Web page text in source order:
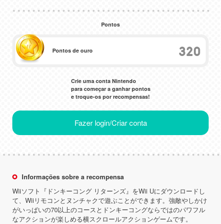
Pontos
Pontos de ouro 320
Crie uma conta Nintendo
para começar a ganhar pontos
e troque-os por recompensas!
Fazer login/Criar conta
Informações sobre a recompensa
Wiiソフト『ドンキーコング リターンズ』をWii Uにダウンロードし
て、Wiiリモコンとヌンチャクで遊ぶことができます。強敵やしかけ
がいっぱいの70以上のコースとドンキーコングならではのパワフル
なアクションが楽しめる横スクロールアクションゲームです。